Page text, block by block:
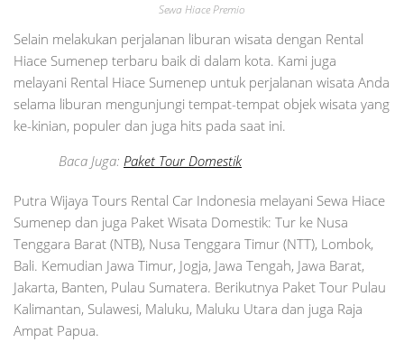
Sewa Hiace Premio
Selain melakukan perjalanan liburan wisata dengan Rental
Hiace Sumenep terbaru baik di dalam kota. Kami juga
melayani Rental Hiace Sumenep untuk perjalanan wisata Anda
selama liburan mengunjungi tempat-tempat objek wisata yang
ke-kinian, populer dan juga hits pada saat ini.
Baca Juga: Paket Tour Domestik
Putra Wijaya Tours Rental Car Indonesia melayani Sewa Hiace
Sumenep dan juga Paket Wisata Domestik: Tur ke Nusa
Tenggara Barat (NTB), Nusa Tenggara Timur (NTT), Lombok,
Bali. Kemudian Jawa Timur, Jogja, Jawa Tengah, Jawa Barat,
Jakarta, Banten, Pulau Sumatera. Berikutnya Paket Tour Pulau
Kalimantan, Sulawesi, Maluku, Maluku Utara dan juga Raja
Ampat Papua.